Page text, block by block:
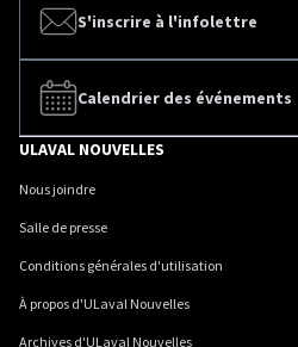
S'inscrire à l'infolettre
Calendrier des événements
ULAVAL NOUVELLES
Nous joindre
Salle de presse
Conditions générales d'utilisation
À propos d'ULaval Nouvelles
Archives d'ULaval Nouvelles